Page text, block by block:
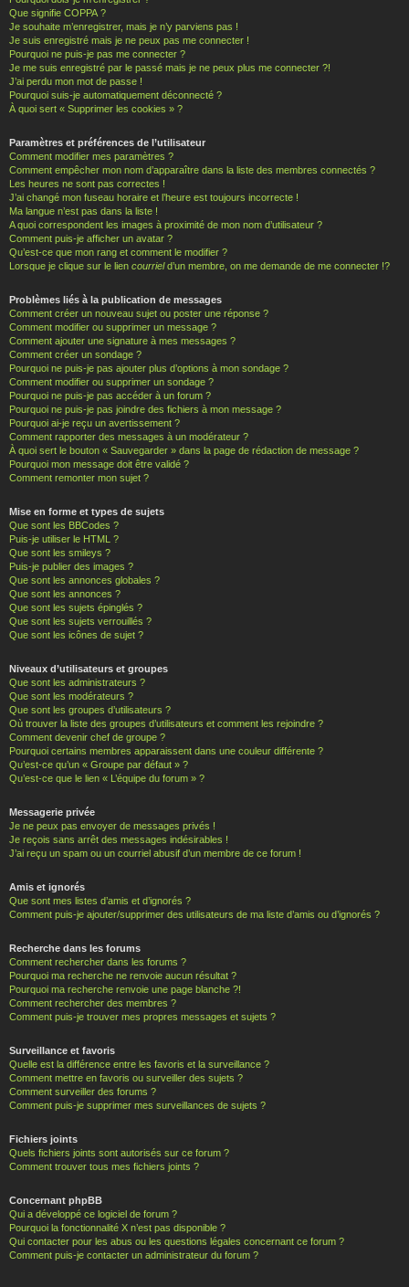
Que signifie COPPA ?
Je souhaite m’enregistrer, mais je n’y parviens pas !
Je suis enregistré mais je ne peux pas me connecter !
Pourquoi ne puis-je pas me connecter ?
Je me suis enregistré par le passé mais je ne peux plus me connecter ?!
J’ai perdu mon mot de passe !
Pourquoi suis-je automatiquement déconnecté ?
À quoi sert « Supprimer les cookies » ?
Paramètres et préférences de l’utilisateur
Comment modifier mes paramètres ?
Comment empêcher mon nom d’apparaître dans la liste des membres connectés ?
Les heures ne sont pas correctes !
J’ai changé mon fuseau horaire et l’heure est toujours incorrecte !
Ma langue n’est pas dans la liste !
A quoi correspondent les images à proximité de mon nom d’utilisateur ?
Comment puis-je afficher un avatar ?
Qu’est-ce que mon rang et comment le modifier ?
Lorsque je clique sur le lien courrield’un membre, on me demande de me connecter !?
Problèmes liés à la publication de messages
Comment créer un nouveau sujet ou poster une réponse ?
Comment modifier ou supprimer un message ?
Comment ajouter une signature à mes messages ?
Comment créer un sondage ?
Pourquoi ne puis-je pas ajouter plus d’options à mon sondage ?
Comment modifier ou supprimer un sondage ?
Pourquoi ne puis-je pas accéder à un forum ?
Pourquoi ne puis-je pas joindre des fichiers à mon message ?
Pourquoi ai-je reçu un avertissement ?
Comment rapporter des messages à un modérateur ?
À quoi sert le bouton « Sauvegarder » dans la page de rédaction de message ?
Pourquoi mon message doit être validé ?
Comment remonter mon sujet ?
Mise en forme et types de sujets
Que sont les BBCodes ?
Puis-je utiliser le HTML ?
Que sont les smileys ?
Puis-je publier des images ?
Que sont les annonces globales ?
Que sont les annonces ?
Que sont les sujets épinglés ?
Que sont les sujets verrouillés ?
Que sont les icônes de sujet ?
Niveaux d’utilisateurs et groupes
Que sont les administrateurs ?
Que sont les modérateurs ?
Que sont les groupes d’utilisateurs ?
Où trouver la liste des groupes d’utilisateurs et comment les rejoindre ?
Comment devenir chef de groupe ?
Pourquoi certains membres apparaissent dans une couleur différente ?
Qu’est-ce qu’un « Groupe par défaut » ?
Qu’est-ce que le lien « L’équipe du forum » ?
Messagerie privée
Je ne peux pas envoyer de messages privés !
Je reçois sans arrêt des messages indésirables !
J’ai reçu un spam ou un courriel abusif d’un membre de ce forum !
Amis et ignorés
Que sont mes listes d’amis et d’ignorés ?
Comment puis-je ajouter/supprimer des utilisateurs de ma liste d’amis ou d’ignorés ?
Recherche dans les forums
Comment rechercher dans les forums ?
Pourquoi ma recherche ne renvoie aucun résultat ?
Pourquoi ma recherche renvoie une page blanche ?!
Comment rechercher des membres ?
Comment puis-je trouver mes propres messages et sujets ?
Surveillance et favoris
Quelle est la différence entre les favoris et la surveillance ?
Comment mettre en favoris ou surveiller des sujets ?
Comment surveiller des forums ?
Comment puis-je supprimer mes surveillances de sujets ?
Fichiers joints
Quels fichiers joints sont autorisés sur ce forum ?
Comment trouver tous mes fichiers joints ?
Concernant phpBB
Qui a développé ce logiciel de forum ?
Pourquoi la fonctionnalité X n’est pas disponible ?
Qui contacter pour les abus ou les questions légales concernant ce forum ?
Comment puis-je contacter un administrateur du forum ?